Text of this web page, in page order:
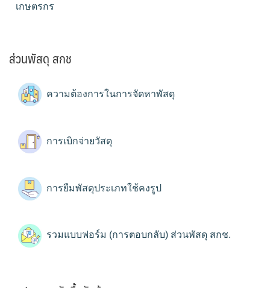
เกษตรกร
ส่วนพัสดุ สกช
ความต้องการในการจัดหาพัสดุ
การเบิกจ่ายวัสดุ
การยืมพัสดุประเภทใช้คงรูป
รวมแบบฟอร์ม (การตอบกลับ) ส่วนพัสดุ สกช.